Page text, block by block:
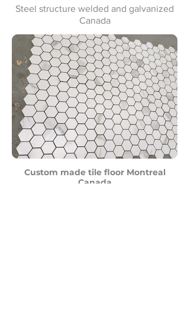
Steel structure welded and galvanized
Canada
Custom made tile floor Montreal
Canada